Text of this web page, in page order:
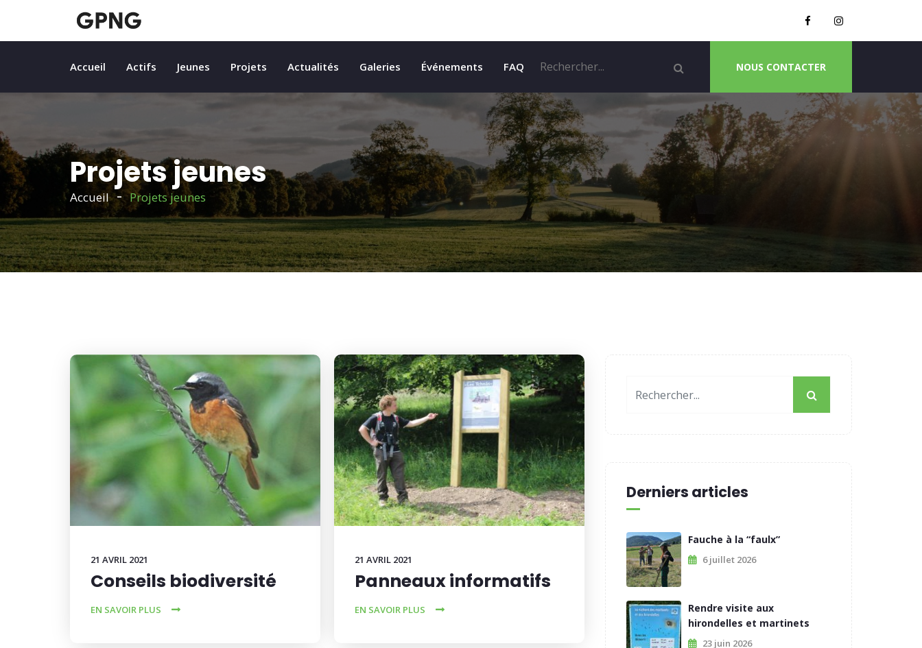
Accueil Actifs Jeunes Projets Actualités Galeries Événements FAQ NOUS CONTACTER
Projets jeunes
Accueil Projets jeunes
21 AVRIL 2021
Conseils biodiversité
EN SAVOIR PLUS
21 AVRIL 2021
Panneaux informatifs
EN SAVOIR PLUS
Derniers articles
Fauche à la “faulx”
6 juillet 2026
Rendre visite aux
hirondelles et martinets
23 juin 2026